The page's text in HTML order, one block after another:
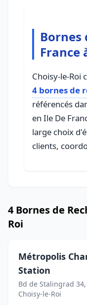
Bornes
France
Choisy-le-Roi
4 bornes de
référencés
en Ile De
large choix
clients,
4 Bornes de
Roi
Métropolis
Station
Bd de Stalingrad
Choisy-le-Roi